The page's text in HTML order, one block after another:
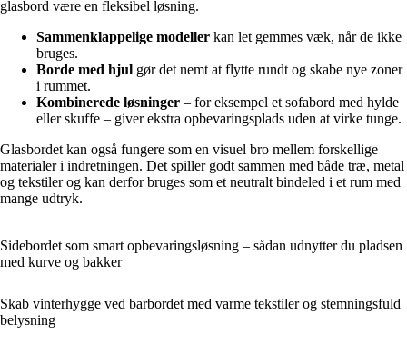
glasbord være en fleksibel løsning.
Sammenklappelige modeller kan let gemmes væk, når de ikke
bruges.
Borde med hjul gør det nemt at flytte rundt og skabe nye zoner
i rummet.
Kombinerede løsninger – for eksempel et sofabord med hylde
eller skuffe – giver ekstra opbevaringsplads uden at virke tunge.
Glasbordet kan også fungere som en visuel bro mellem forskellige
materialer i indretningen. Det spiller godt sammen med både træ, metal
og tekstiler og kan derfor bruges som et neutralt bindeled i et rum med
mange udtryk.
Sidebordet som smart opbevaringsløsning – sådan udnytter du pladsen
med kurve og bakker
Skab vinterhygge ved barbordet med varme tekstiler og stemningsfuld
belysning